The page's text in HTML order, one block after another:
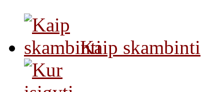
Kaip skambinti